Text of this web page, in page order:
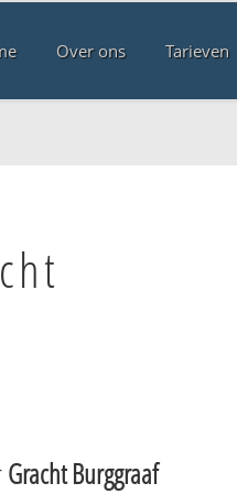
Over ons Tarieven
Gracht Burggraaf